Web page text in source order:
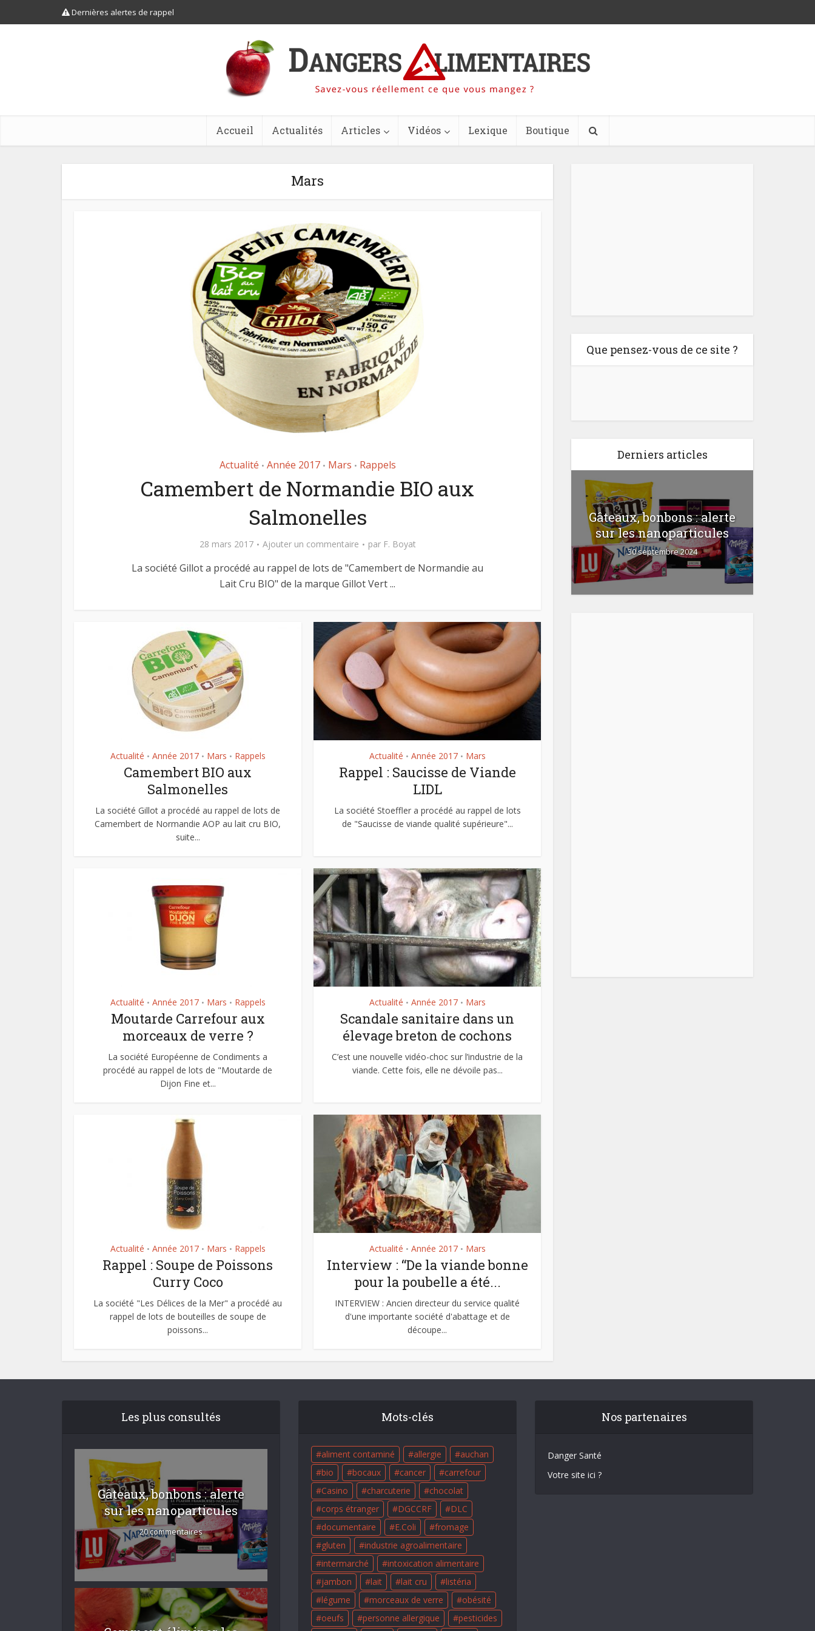
Dernières alertes de rappel
Accueil Actualités Articles Vidéos Lexique Boutique
Mars
Actualité • Année 2017 • Mars • Rappels
Camembert de Normandie BIO aux
Salmonelles
28 mars 2017 Ajouter un commentaire par F. Boyat
La société Gillot a procédé au rappel de lots de "Camembert de Normandie au
Lait Cru BIO" de la marque Gillot Vert ...
Actualité • Année 2017 • Mars • Rappels
Camembert BIO aux
Salmonelles
La société Gillot a procédé au rappel de lots de
Camembert de Normandie AOP au lait cru BIO,
suite...
Actualité • Année 2017 • Mars
Rappel : Saucisse de Viande
LIDL
La société Stoeffler a procédé au rappel de lots
de "Saucisse de viande qualité supérieure"...
Actualité • Année 2017 • Mars • Rappels
Moutarde Carrefour aux
morceaux de verre ?
La société Européenne de Condiments a
procédé au rappel de lots de "Moutarde de
Dijon Fine et...
Actualité • Année 2017 • Mars
Scandale sanitaire dans un
élevage breton de cochons
C’est une nouvelle vidéo-choc sur l’industrie de la
viande. Cette fois, elle ne dévoile pas...
Actualité • Année 2017 • Mars • Rappels
Rappel : Soupe de Poissons
Curry Coco
La société "Les Délices de la Mer" a procédé au
rappel de lots de bouteilles de soupe de
poissons...
Actualité • Année 2017 • Mars
Interview : “De la viande bonne
pour la poubelle a été...
INTERVIEW : Ancien directeur du service qualité
d'une importante société d'abattage et de
découpe...
Que pensez-vous de ce site ?
Derniers articles
Le plastique, pas si
Gâteaux, bonbons : alerte
sur les nanoparticules
30 septembre 2024
Les plus consultés
Gâteaux, bonbons : alerte
sur les nanoparticules
20 commentaires
Mots-clés
aliment contaminé allergie
auchan
bio
bocaux cancer
carrefour
Casino
charcuterie
chocolat
corps étranger
DGCCRF
DLC
documentaire
E.Coli
fromage
gluten
industrie agroalimentaire
intermarché
intoxication alimentaire
jambon
lait lait cru
listéria
légume
morceaux de verre
obésité
oeufs
personne allergique
pesticides
Nos partenaires
Danger Santé
Votre site ici ?